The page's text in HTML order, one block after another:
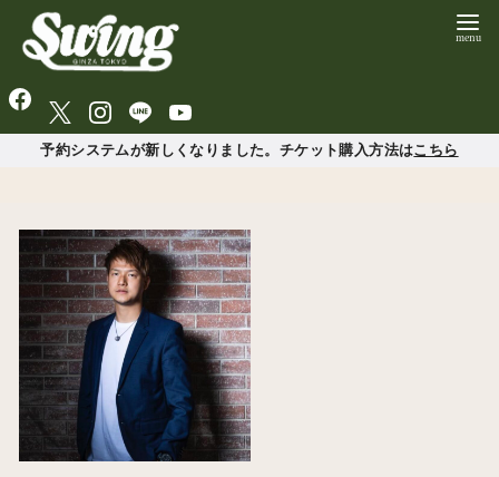
予約システムが新しくなりました。チケット購入方法はこちら